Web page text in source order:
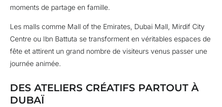
moments de partage en famille.
Les malls comme Mall of the Emirates, Dubai Mall, Mirdif City
Centre ou Ibn Battuta se transforment en véritables espaces de
fête et attirent un grand nombre de visiteurs venus passer une
journée animée.
DES ATELIERS CRÉATIFS PARTOUT À
DUBAÏ